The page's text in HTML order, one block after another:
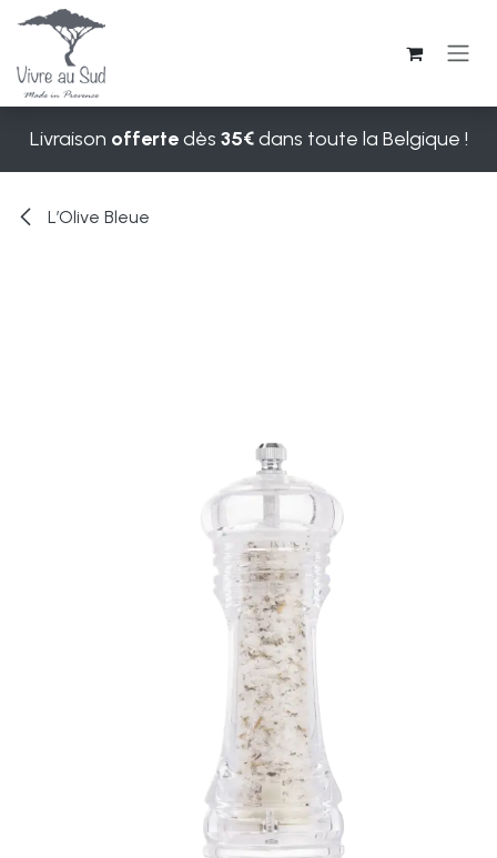
Se rendre au contenu
Livraison offertedès 35€dans toute la Belgique !
L’Olive Bleue